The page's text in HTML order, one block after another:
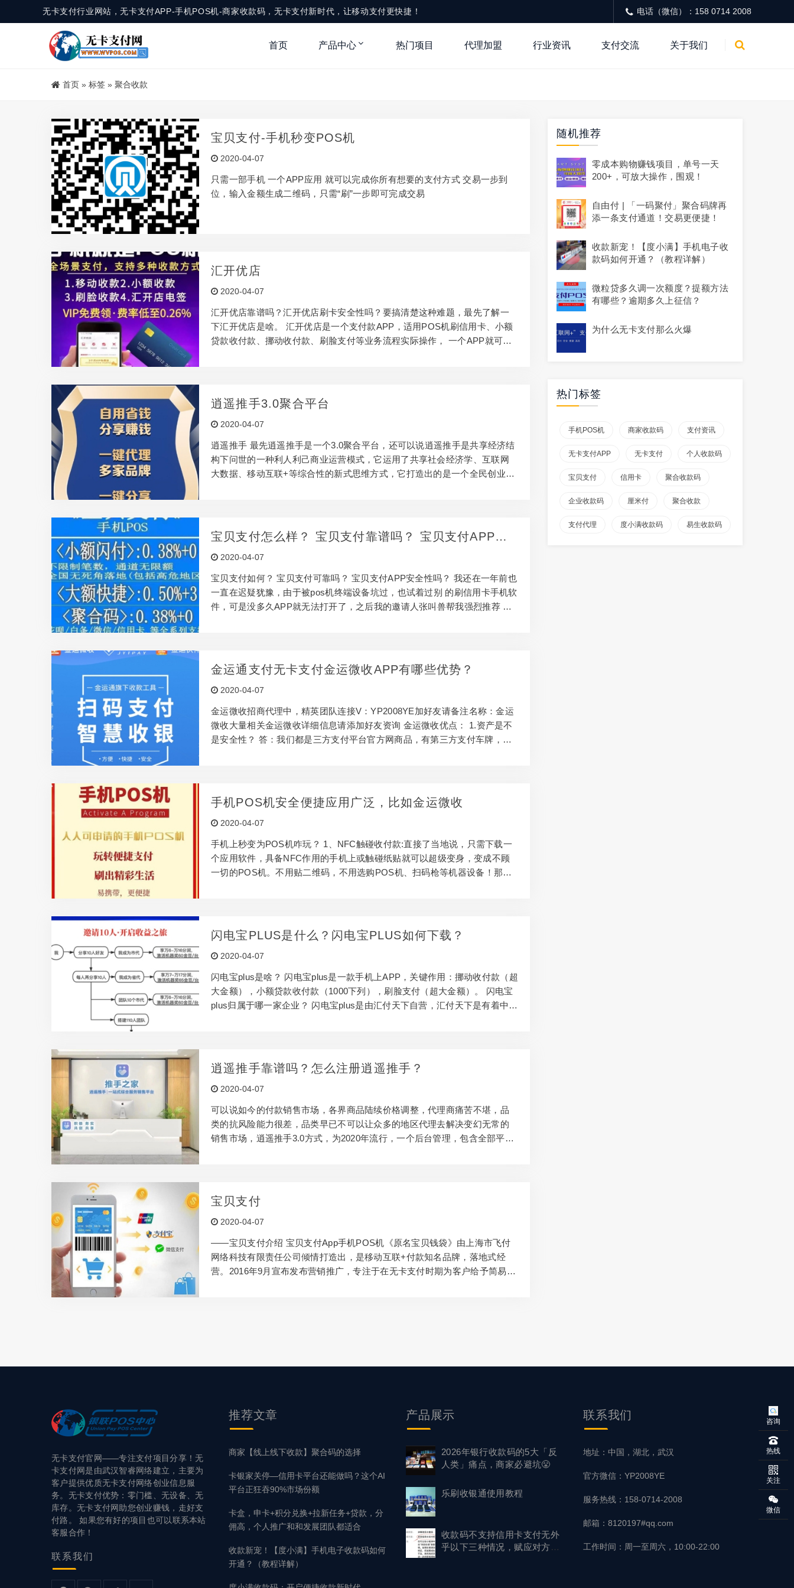
无卡支付行业网站，无卡支付APP-手机POS机-商家收款码，无卡支付新时代，让移动支付更快捷！ 电话（微信）：158 0714 2008
首页 产品中心 热门项目 代理加盟 行业资讯 支付交流 关于我们
首页 » 标签 » 聚合收款
宝贝支付-手机秒变POS机
2020-04-07
只需一部手机 一个APP应用 就可以完成你所有想要的支付方式 交易一步到
位，输入金额生成二维码，只需“刷”一步即可完成交易
汇开优店
2020-04-07
汇开优店靠谱吗？汇开优店刷卡安全性吗？要搞清楚这种难题，最先了解一
下汇开优店是啥。 汇开优店是一个支付款APP，适用POS机刷信用卡、小额
贷款收付款、挪动收付款、刷脸支付等业务流程实际操作， 一个APP就可以
全过程HTTPS数据加密，保证买卖安全性，付款通过率能做到99.99%之上，
24小时挪动收付款不打烊，为您的做生意价保保驾护航。 很有可能有盆友会
担忧应用汇开优店APP是否会有风险性，...
逍遥推手3.0聚合平台
2020-04-07
逍遥推手 最先逍遥推手是一个3.0聚合平台，还可以说逍遥推手是共享经济结
构下问世的一种利人利己商业运营模式，它运用了共享社会经济学、互联网
大数据、移动互联+等综合性的新式思维方式，它打造出的是一个全民创业服
网信息时期的日益发展趋势，大家不仅达到于服务平台对日常生活产生的便
捷，愈来愈多的人注重互联网技术带来大伙儿的权益，那麼最重要的决定来
啦，在这个大环境的危害下，总算在2019年4月17日，逍遥推...
宝贝支付怎么样？ 宝贝支付靠谱吗？ 宝贝支付APP安
全吗？
2020-04-07
宝贝支付如何？ 宝贝支付可靠吗？ 宝贝支付APP安全性吗？ 我还在一年前也
一直在迟疑犹豫，由于被pos机终端设备坑过，也试着过别 的刷信用卡手机软
件，可是没多久APP就无法打开了，之后我的邀请人张叫兽帮我强烈推荐 了
支付APP免费下载便捷 宝贝支付做为一款简易高效率的手机支付收款软件，
能够 在iPhoneApple store应用商店和安卓系统各种应用商店（如小米应用商
店，华为应用...
金运通支付无卡支付金运微收APP有哪些优势？
2020-04-07
金运微收招商代理中，精英团队连接V：YP2008YE加好友请备注名称：金运
微收大量相关金运微收详细信息请添加好友资询 金运微收优点： 1.资产是不
是安全性？ 答：我们都是三方支付平台官方网商品，有第三方支付车牌，在
阶段为T1到账，适用蚂蚁花呗，手机微信，银联闪付，京东打白条，各家银
行透支卡官方网APP 3.利率是多少？ 答：大家的利率全是规范的0.60%利率
（超大金额1000之上），0.45...
手机POS机安全便捷应用广泛，比如金运微收
2020-04-07
手机上秒变为POS机咋玩？ 1、NFC触碰收付款:直接了当地说，只需下载一
个应用软件，具备NFC作用的手机上或触碰纸贴就可以超级变身，变成不顾
一切的POS机。不用贴二维码，不用选购POS机、扫码枪等机器设备！那样
OS呈下挫发展趋势。 储蓄卡审理终端设备总数降低。截止2019年底，储蓄卡
跨支付平台互联网商家2362.96万家，互联网POS机3089.28万部，比上年末
各自降低370.04万家...
闪电宝PLUS是什么？闪电宝PLUS如何下载？
2020-04-07
闪电宝plus是啥？ 闪电宝plus是一款手机上APP，关键作用：挪动收付款（超
大金额），小额贷款收付款（1000下列），刷脸支付（超大金额）。 闪电宝
plus归属于哪一家企业？ 闪电宝plus是由汇付天下自营，汇付天下是有着中央
P，VIP最少利率仅为0.26%，营销推广一名实名验证还可再增加一个月VIP，
共享盆友应用还能赚钱的哦，自购划算、转发赚钱！ 闪电宝plusAPP...
逍遥推手靠谱吗？怎么注册逍遥推手？
2020-04-07
可以说如今的付款销售市场，各界商品陆续价格调整，代理商痛苦不堪，品
类的抗风险能力很差，品类早已不可以让众多的地区代理去解决变幻无常的
销售市场，逍遥推手3.0方式，为2020年流行，一个后台管理，包含全部平稳
部成交量积累累加，客户喜爱什么有什么 即付宝电签，平稳指数最大，不价
格调整版！ 易钱包人脸识别付，时期最前沿高科技，成本低，高分数润，处
理各种受到限制卡； 盛付通电签，各大网站...
宝贝支付
2020-04-07
——宝贝支付介绍 宝贝支付App手机POS机《原名宝贝钱袋》由上海市飞付
网络科技有限责任公司倾情打造出，是移动互联+付款知名品牌，落地式经
营。2016年9月宣布发布营销推广，专注于在无卡支付时期为客户给予简易、
随机推荐
零成本购物赚钱项目，单号一天
200+，可放大操作，围观！
自由付 | 「一码聚付」聚合码牌再
添一条支付通道！交易更便捷！
收款新宠！【度小满】手机电子收
款码如何开通？（教程详解）
微粒贷多久调一次额度？提额方法
有哪些？逾期多久上征信？
为什么无卡支付那么火爆
热门标签
手机POS机 商家收款码 支付资讯
无卡支付APP 无卡支付 个人收款码
宝贝支付 信用卡 聚合收款码
企业收款码 厘米付 聚合收款
支付代理 度小满收款码 易生收款码
无卡支付官网——专注支付项目分享！无
卡支付网是由武汉智睿网络建立，主要为
客户提供优质无卡支付网络创业信息服
务。无卡支付优势：零门槛、无设备、无
库存。无卡支付网助您创业赚钱，走好支
付路。 如果您有好的项目也可以联系本站
客服合作！
联系我们
推荐文章
商家【线上线下收款】聚合码的选择
卡银家关停—信用卡平台还能做吗？这个AI
平台正狂吞90%市场份额
卡盒，申卡+积分兑换+拉新任务+贷款，分
佣高，个人推广和和发展团队都适合
收款新宠！【度小满】手机电子收款码如何
开通？（教程详解）
产品展示
2026年银行收款码的5大「反
人类」痛点，商家必避坑😤
乐刷收银通使用教程
收款码不支持信用卡支付无外
乎以下三种情况，赋应对方
联系我们
地址：中国，湖北，武汉
官方微信：YP2008YE
服务热线：158-0714-2008
邮箱：8120197#qq.com
工作时间：周一至周六，10:00-22:00
咨询
热线
关注
微信